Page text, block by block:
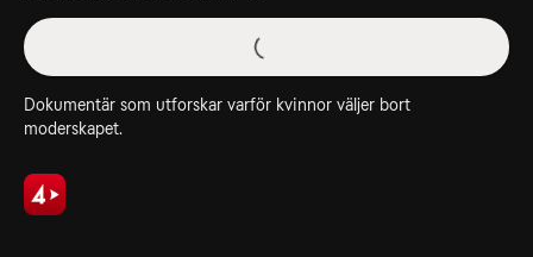
Dokumentär som utforskar varför kvinnor väljer bort
moderskapet.